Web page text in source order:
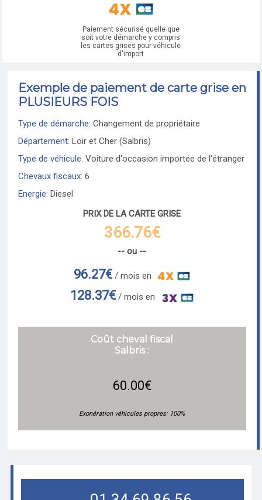
Paiement sécurisé quelle que
soit votre démarche y compris
les cartes grises pour véhicule
d'import
Exemple de paiement de carte grise en
PLUSIEURS FOIS
Type de démarche: Changement de propriétaire
Département: Loir et Cher (Salbris)
Type de véhicule: Voiture d'occasion importée de l'étranger
Chevaux fiscaux: 6
Energie: Diesel
PRIX DE LA CARTE GRISE
366.76€
-- ou --
96.27€/ mois en
128.37€/ mois en
Coût cheval fiscal
Salbris :
60.00€
Exonération véhicules propres: 100%